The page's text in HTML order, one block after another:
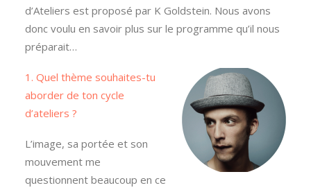
d’Ateliers est proposé par K Goldstein. Nous avons
donc voulu en savoir plus sur le programme qu’il nous
préparait…
1. Quel thème souhaites-tu
aborder de ton cycle
d’ateliers ?
L’image, sa portée et son
mouvement me
questionnent beaucoup en ce